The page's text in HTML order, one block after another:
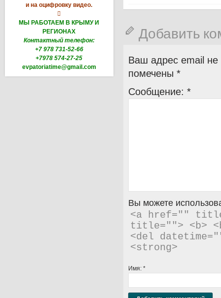
и на оцифровку видео.

МЫ РАБОТАЕМ В КРЫМУ И
РЕГИОНАХ
Контактный телефон:
+7 978 731-52-66
+7978 574-27-25
evpatoriatime@gmail.com
Добавить
Ваш адрес email не
помечены *
Сообщение: *
Вы можете
<a href=""
title=""> <b>
<del
<strong>
Имя: *